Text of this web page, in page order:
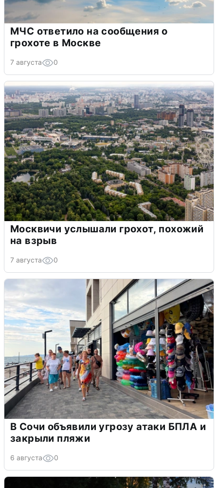
МЧС ответило на сообщения о
грохоте в Москве
7 августа 0
Москвичи услышали грохот, похожий
на взрыв
7 августа 0
В Сочи объявили угрозу атаки БПЛА и
закрыли пляжи
6 августа 0